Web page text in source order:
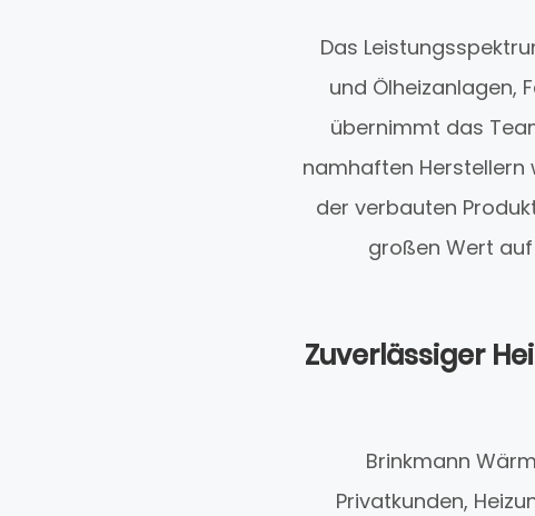
Das
und Ölheizanlagen,
übernimmt das
namhaften Herstellern
der verbauten
großen Wert
Zuverlässiger
Brinkmann
Privatkunden,